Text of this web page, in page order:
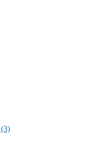
(3)